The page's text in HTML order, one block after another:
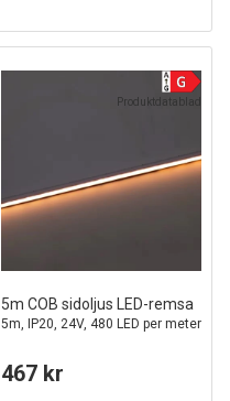
Produktdatablad
5m COB sidoljus LED-remsa
5m, IP20, 24V, 480 LED per meter
467 kr